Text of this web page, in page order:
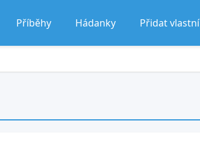
Příběhy Hádanky Přidat vlastní